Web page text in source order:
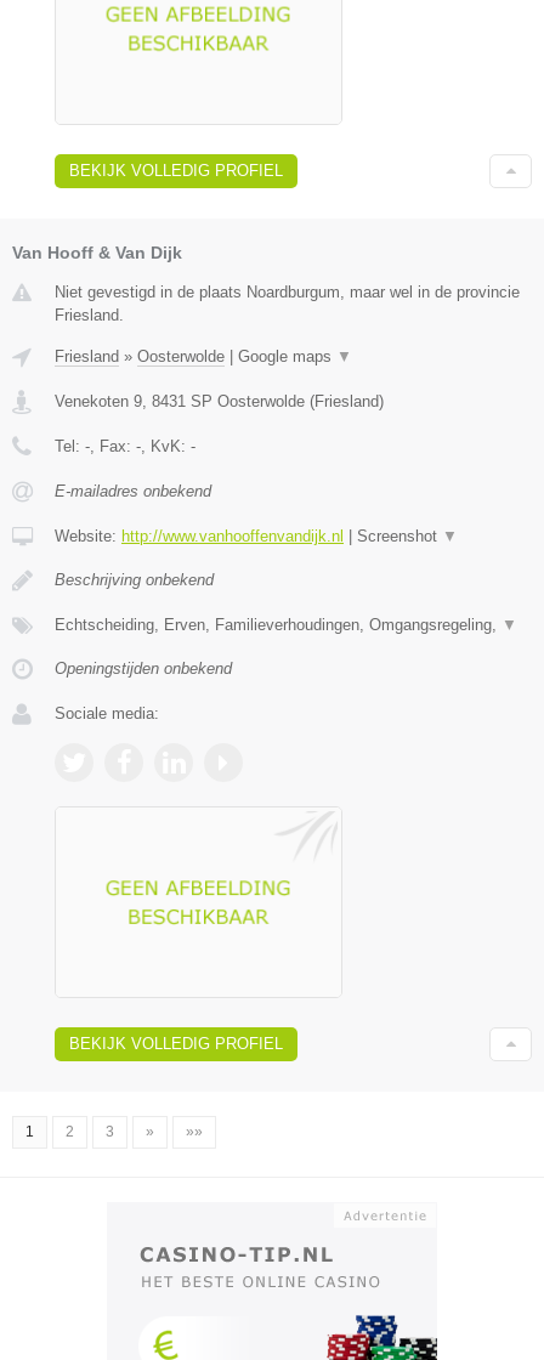
BEKIJK VOLLEDIG PROFIEL
Van Hooff & Van Dijk
Niet gevestigd in de plaats Noardburgum, maar wel in de provincie
Friesland.
Friesland » Oosterwolde Google maps ▼
Venekoten 9 8431 SP Oosterwolde (Friesland)
Tel: - , Fax: - , KvK: -
E-mailadres onbekend
Website: http://www.vanhooffenvandijk.nl Screenshot ▼
Beschrijving onbekend
Echtscheiding, Erven, Familieverhoudingen, Omgangsregeling, ▼
Openingstijden onbekend
Sociale media:
BEKIJK VOLLEDIG PROFIEL
1 2 3 » »»